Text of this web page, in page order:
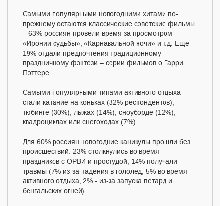
Самыми популярными новогодними хитами по-
прежнему остаются классические советские фильмы
– 63% россиян провели время за просмотром
«Иронии судьбы», «Карнавальной ночи» и т.д. Еще
19% отдали предпочтения традиционному
праздничному фэнтези – серии фильмов о Гарри
Поттере.
Самыми популярными типами активного отдыха
стали катание на коньках (32% респондентов),
тюбинге (30%), лыжах (14%), сноуборде (12%),
квадроциклах или снегоходах (7%).
Для 60% россиян новогодние каникулы прошли без
происшествий. 23% столкнулись во время
праздников с ОРВИ и простудой, 14% получали
травмы (7% из-за падения в гололед, 5% во время
активного отдыха, 2% - из-за запуска петард и
бенгальских огней).